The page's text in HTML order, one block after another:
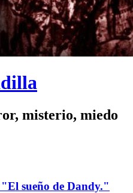
misterio, miedo
sueño de Dandy."